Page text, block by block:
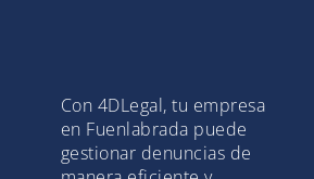
Con 4DLegal, tu empresa
en Fuenlabrada puede
gestionar denuncias de